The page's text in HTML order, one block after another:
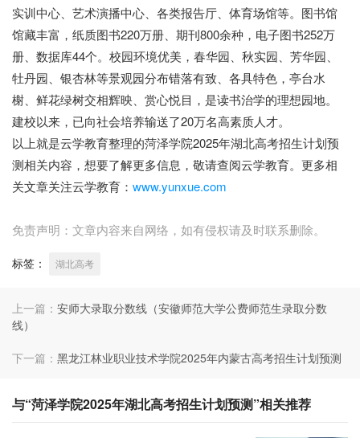
实训中心、艺术演播中心、各类报告厅、体育场馆等。图书馆
馆藏丰富，纸质图书220万册、期刊800余种，电子图书252万
册、数据库44个。校园环境优美，春华园、秋实园、芳华园、
牡丹园、银杏林等景观园分布错落有致、各具特色，亭台水
榭、鲜花绿树交相辉映、赏心悦目，是读书治学的理想园地。
建校以来，已向社会培养输送了20万名高素质人才。
以上就是云学教育整理的菏泽学院2025年湖北高考招生计划预
测相关内容，想要了解更多信息，敬请查阅云学教育。更多相
关文章关注云学教育： www.yunxue.com
免责声明：文章内容来自网络，如有侵权请及时联系删除。
标签： 湖北高考
上一篇： 安师大录取分数线（安徽师范大学公费师范生录取分数
线）
下一篇： 黑龙江林业职业技术学院2025年内蒙古高考招生计划预测
与“菏泽学院2025年湖北高考招生计划预测”相关推荐